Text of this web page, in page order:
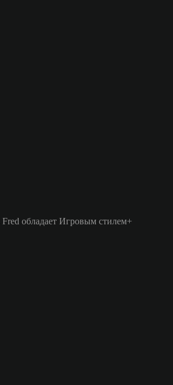
Fred обладает Игровым стилем+